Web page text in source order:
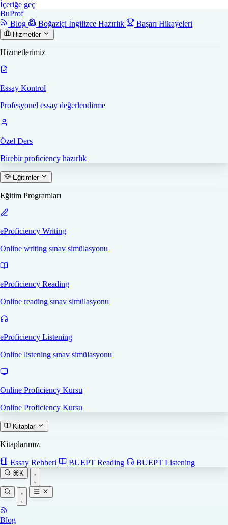
İçeriğe geç
BuProf
Blog
Boğaziçi İngilizce Hazırlık Başarı Hikayeleri
Hizmetler
Hizmetlerimiz
Essay Kontrol
Profesyonel essay değerlendirme
Özel Ders
Birebir proficiency hazırlık
Eğitimler
Eğitim Programları
eProficiency Writing
Online writing sınav simülasyonu
eProficiency Reading
Online reading sınav simülasyonu
eProficiency Listening
Online listening sınav simülasyonu
Online Proficiency Kursu
Online Proficiency Kursu
Kitaplar
Kitaplarımız
Essay Rehberi BUEPT Reading BUEPT Listening
⌘K
Blog